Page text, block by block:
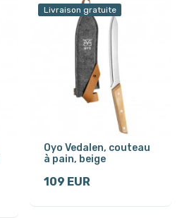
Livraison gratuite
Oyo Vedalen, couteau
à pain, beige
109 EUR